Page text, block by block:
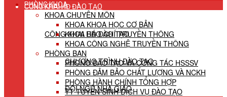
CÔNG KHAI HĐ ĐÀO TẠO
CÔNG KHAI HĐ ĐÀO TẠO
CHƯƠNG TRÌNH ĐÀO TẠO
ĐỘI NGŨ NHÀ GIÁO
PHÒNG KHOA
KHOA CHUYÊN MÔN
KHOA KHOA HỌC CƠ BẢN
KHOA BÁO CHÍ TRUYỀN THÔNG
KHOA CÔNG NGHỆ TRUYỀN THÔNG
PHÒNG BAN
PHÒNG ĐÀO TẠO VÀ CÔNG TÁC HSSSV
PHÒNG ĐẢM BẢO CHẤT LƯỢNG VÀ NCKH
PHÒNG HÀNH CHÍNH TỔNG HỢP
TT TUYỂN SINH DỊCH VỤ ĐÀO TẠO